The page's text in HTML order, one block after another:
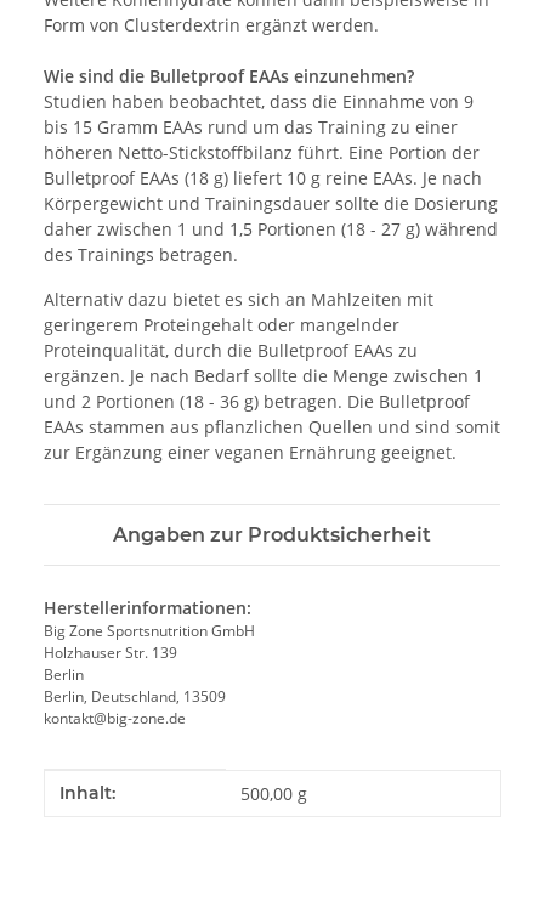
Form von Clusterdextrin ergänzt werden.
Wie sind die Bulletproof EAAs einzunehmen?
Studien haben beobachtet, dass die Einnahme von 9
bis 15 Gramm EAAs rund um das Training zu einer
höheren Netto-Stickstoffbilanz führt. Eine Portion der
Bulletproof EAAs (18 g) liefert 10 g reine EAAs. Je nach
Körpergewicht und Trainingsdauer sollte die Dosierung
daher zwischen 1 und 1,5 Portionen (18 - 27 g) während
des Trainings betragen.
Alternativ dazu bietet es sich an Mahlzeiten mit
geringerem Proteingehalt oder mangelnder
Proteinqualität, durch die Bulletproof EAAs zu
ergänzen. Je nach Bedarf sollte die Menge zwischen 1
und 2 Portionen (18 - 36 g) betragen. Die Bulletproof
EAAs stammen aus pflanzlichen Quellen und sind somit
zur Ergänzung einer veganen Ernährung geeignet.
Angaben zur Produktsicherheit
Herstellerinformationen:
Big Zone Sportsnutrition GmbH
Holzhauser Str. 139
Berlin
Berlin, Deutschland, 13509
kontakt@big-zone.de
Produkteigenschaft
Wert
Inhalt: 500,00 g